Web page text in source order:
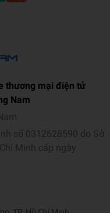
thương mại điện tử
Nam
số 0312628590 do Sở
Minh cấp ngày